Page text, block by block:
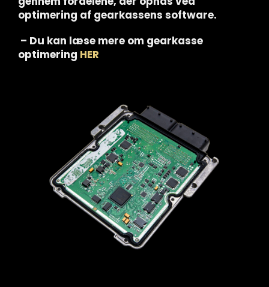
optimering af gearkassens software.
– Du kan læse mere om gearkasse
optimering HER